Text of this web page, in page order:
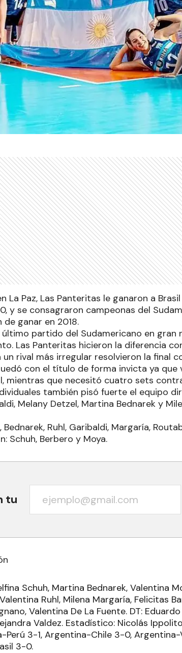
La Paz, Las Panteritas le ganaron a
y se consagraron campeonas del
de ganar en 2018.
partido del Sudamericano en gran
Las Panteritas hicieron la diferencia
rival más irregular resolvieron la final
con el título de forma invicta ya que
mientras que necesitó cuatro sets
también pisó fuerte el equipo
Melany Detzel, Martina Bednarek y
Ruhl, Garibaldi, Margaría,
Schuh, Berbero y Moya.
tu
Schuh, Martina Bednarek, Valentina
Ruhl, Milena Margaría, Felicitas
Valentina De La Fuente. DT:
Valdez. Estadístico: Nicolás
Perú 3-1, Argentina-Chile 3-0,
3-0.